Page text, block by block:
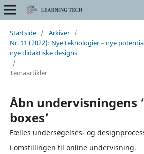
Startside / Arkiver /
Nr. 11 (2022): Nye teknologier – nye
nye didaktiske designs
/
Temaartikler
Åbn undervisningens
boxes’
Fælles undersøgelses- og
i omstillingen til online undervisning.